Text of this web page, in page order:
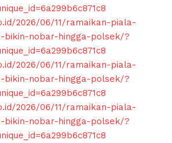
2026/06/11/ramaikan-piala-
bikin-nobar-hingga-polsek/?
2026/06/11/ramaikan-piala-
bikin-nobar-hingga-polsek/?
2026/06/11/ramaikan-piala-
bikin-nobar-hingga-polsek/?